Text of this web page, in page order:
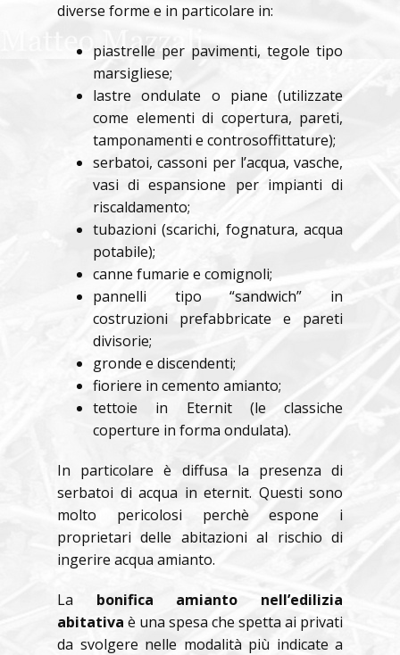
diverse forme e in particolare in:
piastrelle per pavimenti, tegole tipo
marsigliese;
lastre ondulate o piane (utilizzate
come elementi di copertura, pareti,
tamponamenti e controsoffittature);
serbatoi, cassoni per l’acqua, vasche,
vasi di espansione per impianti di
riscaldamento;
tubazioni (scarichi, fognatura, acqua
potabile);
canne fumarie e comignoli;
pannelli tipo “sandwich” in
costruzioni prefabbricate e pareti
divisorie;
gronde e discendenti;
fioriere in cemento amianto;
tettoie in Eternit (le classiche
coperture in forma ondulata).
In particolare è diffusa la presenza di
serbatoi di acqua in eternit. Questi sono
molto pericolosi perchè espone i
proprietari delle abitazioni al rischio di
ingerire acqua amianto.
La bonifica amianto nell’edilizia
abitativa è una spesa che spetta ai privati
da svolgere nelle modalità più indicate a